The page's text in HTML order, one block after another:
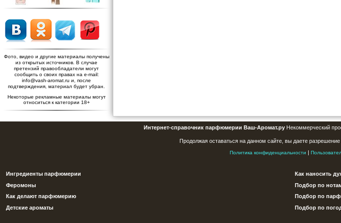
Фото, видео и другие материалы получены
из открытых источников. В случае
претензий правообладатели могут
сообщить о своих правах на e-mail:
info@vash-aromat.ru и, после
подтверждения, материал будет убран.
Некоторые рекламные материалы могут
относиться к категории 18+
Интернет-справочник парфюмерии Ваш-Аромат.руНекоммерческий
Продолжая оставаться на данном сайте, вы даете
Политика конфиденциальности |
Ингредиенты парфюмерии
Феромоны
Как делают парфюмерию
Детские ароматы
Как наносить
Подбор по
Подбор по
Подбор по